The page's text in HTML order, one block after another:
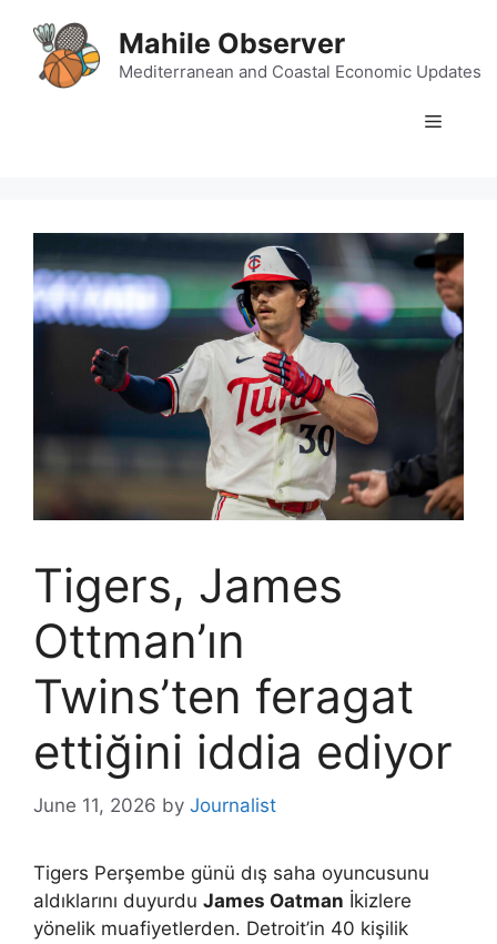
content
Mahile Observer
Mediterranean and Coastal Economic Updates
Menu
Tigers, James
Ottman’ın
Twins’ten feragat
ettiğini iddia ediyor
June 11, 2026 by Journalist
Tigers Perşembe günü dış saha oyuncusunu
aldıklarını duyurdu James Oatman İkizlere
yönelik muafiyetlerden. Detroit’in 40 kişilik